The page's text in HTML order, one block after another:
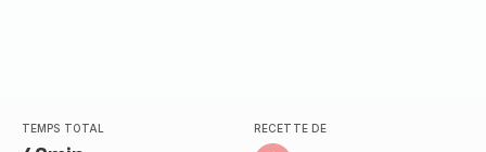
TEMPS TOTAL RECETTE DE